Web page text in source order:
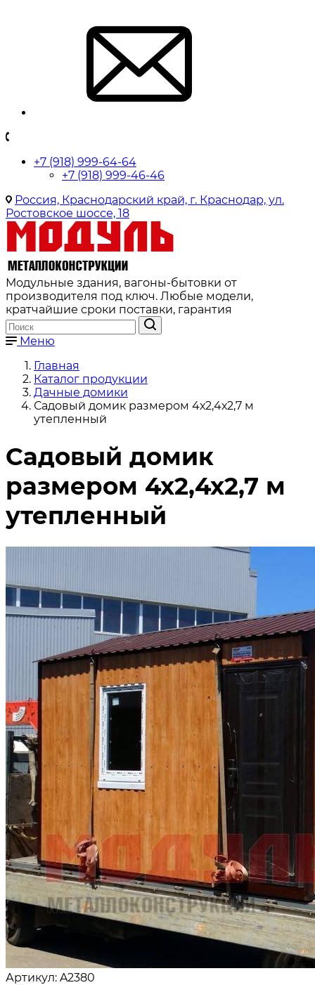
+7 (918) 999-64-64
+7 (918) 999-46-46
Россия, Краснодарский край, г. Краснодар, ул.
Ростовское шоссе, 18
Модульные здания, вагоны-бытовки от
производителя под ключ. Любые модели,
кратчайшие сроки поставки, гарантия
Меню
Главная
Каталог продукции
Дачные домики
Садовый домик размером 4х2,4х2,7 м
утепленный
Садовый домик
размером 4х2,4х2,7 м
утепленный
Артикул: A2380